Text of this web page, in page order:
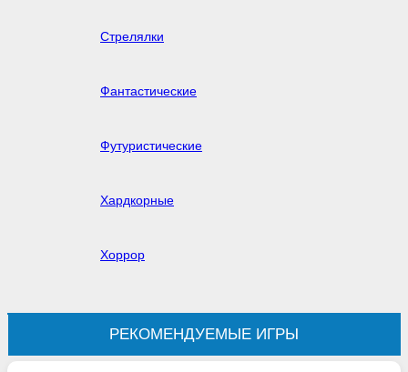
Стрелялки
Фантастические
Футуристические
Хардкорные
Хоррор
РЕКОМЕНДУЕМЫЕ ИГРЫ